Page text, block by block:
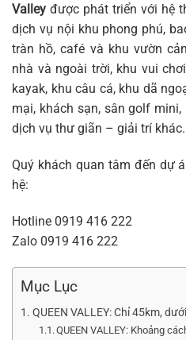
Valley được phát triển với hệ
dịch vụ nội khu phong phú,
tràn hồ, café và khu vườn
nhà và ngoài trời, khu vui
kayak, khu câu cá, khu dã
mại, khách sạn, sân golf
dịch vụ thư giãn – giải trí khác.
Quý khách quan tâm đến dự
hệ:
Hotline 0919 416 222
Zalo 0919 416 222
Mục Lục
QUEEN VALLEY: Chỉ 45km,
QUEEN VALLEY: Khoảng